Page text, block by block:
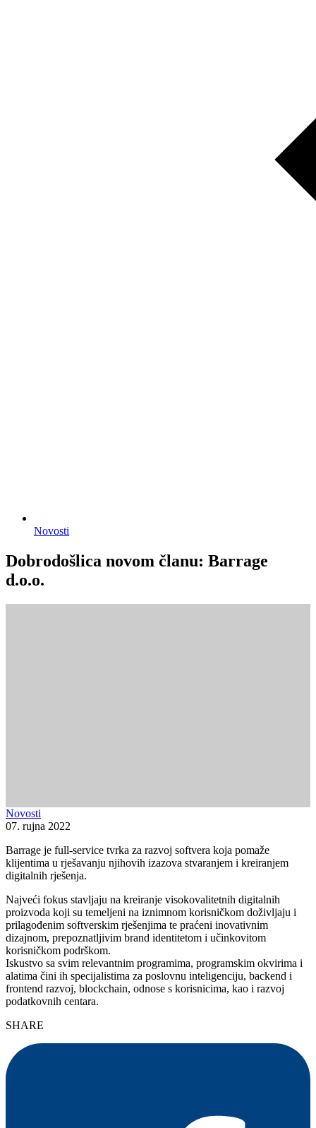
Novosti
Dobrodošlica novom članu: Barrage
d.o.o.
Novosti
07. rujna 2022
Barrage je full-service tvrka za razvoj softvera koja pomaže
klijentima u rješavanju njihovih izazova stvaranjem i kreiranjem
digitalnih rješenja.
Najveći fokus stavljaju na kreiranje visokovalitetnih digitalnih
proizvoda koji su temeljeni na iznimnom korisničkom doživljaju i
prilagođenim softverskim rješenjima te praćeni inovativnim
dizajnom, prepoznatljivim brand identitetom i učinkovitom
korisničkom podrškom.
Iskustvo sa svim relevantnim programima, programskim okvirima i
alatima čini ih specijalistima za poslovnu inteligenciju, backend i
frontend razvoj, blockchain, odnose s korisnicima, kao i razvoj
podatkovnih centara.
SHARE